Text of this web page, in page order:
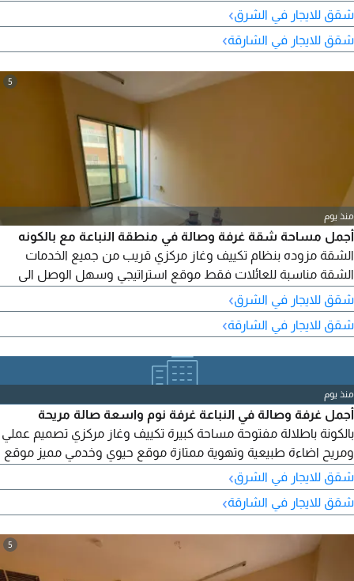
شقق للايجار في الشرق›
شقق للايجار في الشارقة›
5
منذ يوم
أجمل مساحة شقة غرفة وصالة في منطقة النباعة مع بالكونه
الشقة مزوده بنظام تكييف وغاز مركزي قريب من جميع الخدمات
الشقة مناسبة للعائلات فقط موقع استراتيجي وسهل الوصل الى
مخرج دبي والوصل الى عجمان متوفر موقف رملي مجاني خلف البناية
الإيجار 25 ألف مع سهولة في السداد والتأمين شيك بارد بالحجز قبل
فوات الفرصه
شقق للايجار في الشرق›
شقق للايجار في الشارقة›
منذ يوم
أجمل غرفة وصالة في النباعة غرفة نوم واسعة صالة مريحة
بالكونة باطلالة مفتوحة مساحة كبيرة تكييف وغاز مركزي تصميم عملي
ومريح اضاءة طبيعية وتهوية ممتازة موقع حيوي وخدمي مميز موقع
قريب من الأسواق والمطاعم ووسائل المواصلات أمام مطعم ميدان
الساعة سهولة الوصول الى جميع الخدمات والمرافق سعر مميز جدا
شقق للايجار في الشرق›
شقق للايجار في الشارقة›
5